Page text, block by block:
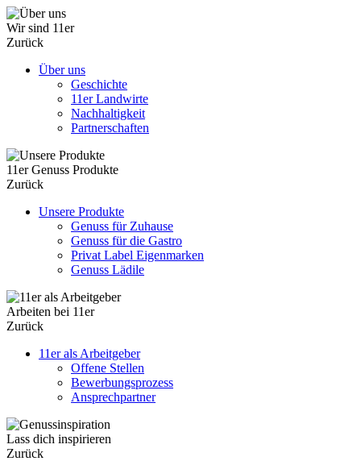
Wir sind 11er
Zurück
Über uns
Geschichte
11er Landwirte
Nachhaltigkeit
Partnerschaften
11er Genuss Produkte
Zurück
Unsere Produkte
Genuss für Zuhause
Genuss für die Gastro
Privat Label Eigenmarken
Genuss Lädile
Arbeiten bei 11er
Zurück
11er als Arbeitgeber
Offene Stellen
Bewerbungsprozess
Ansprechpartner
Lass dich inspirieren
Zurück